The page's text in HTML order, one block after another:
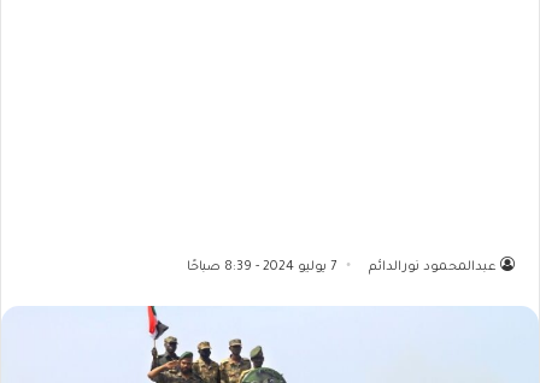
عبدالمحمود نورالدائم 7 يوليو 2024 - 8:39 صباحًا